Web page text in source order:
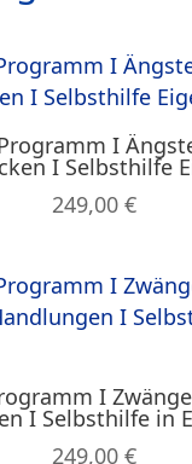
I
I Selbsthilfe
249,00 €
I
I Selbsthilfe in
249,00 €